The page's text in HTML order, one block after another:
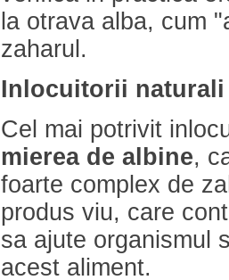
la otrava alba, cum
zaharul.
Inlocuitorii
Cel mai potrivit
mierea de albine,
foarte complex de
produs viu, care
sa ajute organismul
acest aliment.